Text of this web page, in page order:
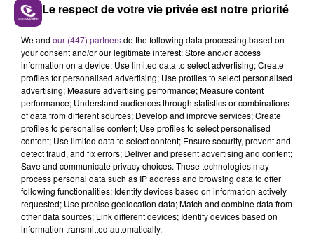
Déjà privé de Karim Azamoum, victime d'une rupture
d'un ligament croisé du genou cette semaine, Laurent
Batlles a vu son attaquantYoann Touzgharsortir sur
blessure cet après-midi. Le capitaine troyen,Jimmy
Giraudon, a écopé d'un carton rouge.
Lors de la prochaine journée de championnat l'Estac
se rendra sur la pelouse de Nantes. Le Stade de Reims
se déplacera à Lens.
FIL D'ACTU
Le respect de votre vie privée est notre priorité
We and our (447) partnersdo the following data processing based on
your consent and/or our legitimate interest: Store and/or access
information on a device; Use limited data to select advertising; Create
profiles for personalised advertising; Use profiles to select personalised
advertising; Measure advertising performance; Measure content
performance; Understand audiences through statistics or combinations
of data from different sources; Develop and improve services; Create
profiles to personalise content; Use profiles to select personalised
content; Use limited data to select content; Ensure security, prevent and
detect fraud, and fix errors; Deliver and present advertising and content;
Save and communicate privacy choices. These technologies may
process personal data such as IP address and browsing data to offer
following functionalities: Identify devices based on information actively
requested; Use precise geolocation data; Match and combine data from
other data sources; Link different devices; Identify devices based on
information transmitted automatically.